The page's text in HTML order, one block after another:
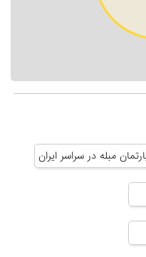
مبله در سراسر ایران